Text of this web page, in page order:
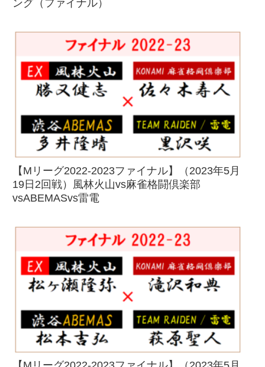
ング（ファイナル）
【Mリーグ2022-2023ファイナル】（2023年5月
19日2回戦）風林火山vs麻雀格闘倶楽部
vsABEMASvs雷電